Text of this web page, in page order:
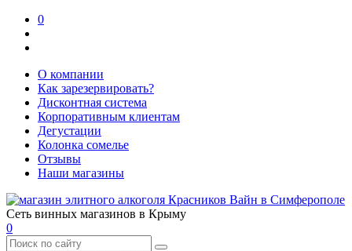
0
О компании
Как зарезервировать?
Дисконтная система
Корпоративным клиентам
Дегустации
Колонка сомелье
Отзывы
Наши магазины
Сеть винных магазинов в Крыму
0